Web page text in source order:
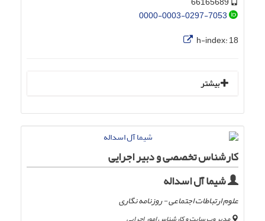
0000-0003-0297-7053
h-index:18
بیشتر
کارشناس تخصصی و دبیر اجرایی
شیما آل اسداله
علوم ارتباطات اجتماعی - روزنامه نگاری